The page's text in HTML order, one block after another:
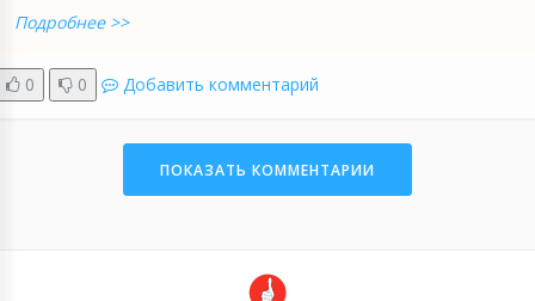
Подробнее >>
0 0 Добавить комментарий
ПОКАЗАТЬ КОММЕНТАРИИ